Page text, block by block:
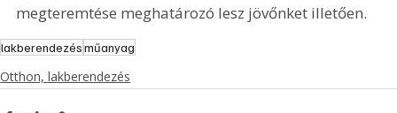
megteremtése meghatározó lesz jövőnket illetően.
lakberendezésműanyag
Otthon, lakberendezés